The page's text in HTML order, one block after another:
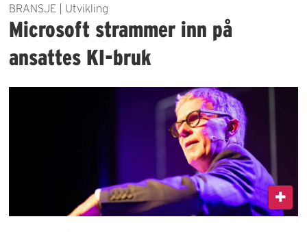
BRANSJE | Utvikling
Microsoft strammer inn på
ansattes KI-bruk